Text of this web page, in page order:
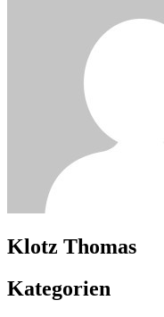
Klotz Thomas
Kategorien